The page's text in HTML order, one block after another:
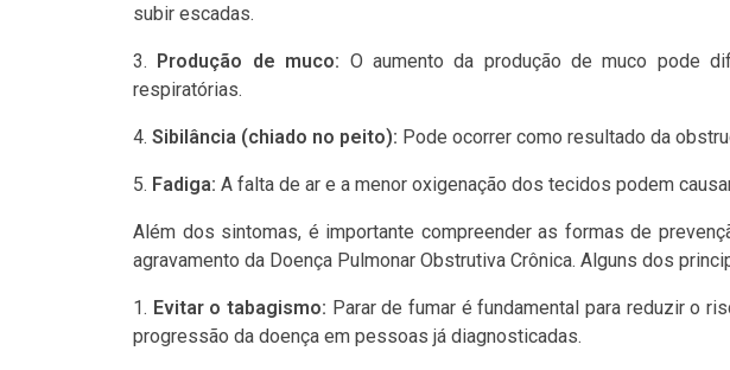
subir escadas.
Produção de muco: O aumento da produção de muco pode
respiratórias.
Sibilância (chiado no peito): Pode ocorrer como resultado da
Fadiga: A falta de ar e a menor oxigenação dos tecidos podem
Além dos sintomas, é importante compreender as formas de
agravamento da Doença Pulmonar Obstrutiva Crônica. Alguns dos
Evitar o tabagismo: Parar de fumar é fundamental para reduzir o
progressão da doença em pessoas já diagnosticadas.